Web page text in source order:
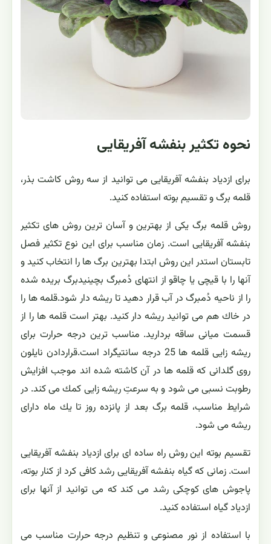
از برس نرم مخصوص استفاده نمایید.
نحوه تکثیر بنفشه آفریقایی
برای ازدیاد بنفشه آفریقایی می توانید از سه روش كاشت بذر،
قلمه برگ و تقسیم بوته استفاده كنید.
روش قلمه برگ یكی از بهترین و آسان ترین روش های تكثیر
بنفشه آفریقایی است. زمان مناسب برای این نوع تكثیر فصل
تابستان استدر این روش ابتدا بهترین برگ ها را انتخاب كنید و
آنها را با قیچی یا چاقو از انتهای دُمبرگ بچینیدبرگ بریده شده
را از ناحیه دُمبرگ در آب قرار دهید تا ریشه دار شود.قلمه ها را
در خاك هم می توانید ریشه دار كنید. بهتر است قلمه ها را از
قسمت میانی ساقه بردارید. مناسب ترین درجه حرارت برای